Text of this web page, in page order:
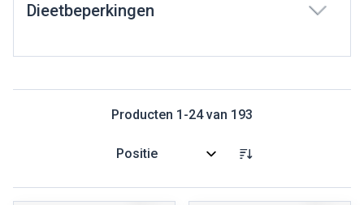
Dieetbeperkingen
Producten 1 -24van 193
Sorteer op: